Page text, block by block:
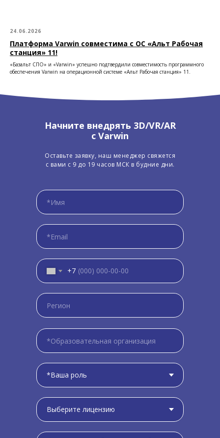
24.06.2026
Платформа Varwin совместима с ОС «Альт Рабочая
станция» 11!
«Базальт СПО» и «Varwin» успешно подтвердили совместимость программного
обеспечения Varwin на операционной системе «Альт Рабочая станция» 11.
Начните внедрять 3D/VR/AR
с Varwin
Оставьте заявку, наш менеджер свяжется
с вами с 9 до 19 часов МСК в будние дни.
+7